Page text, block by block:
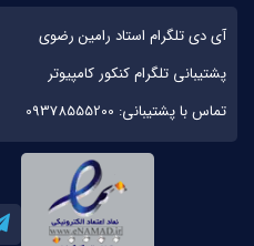
آی دی تلگرام استاد رامین رضوی
پشتیبانی تلگرام کنکور کامپیوتر
تماس با پشتیبانی: 09378555200